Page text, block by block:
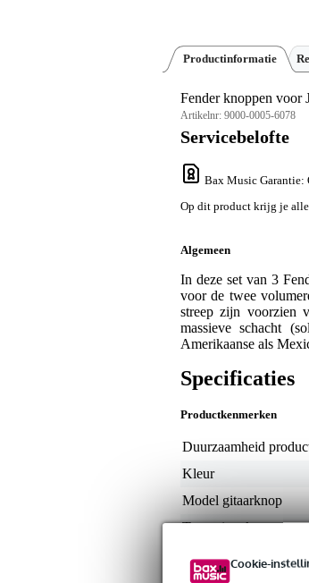
Cookie-
Productinformatie
Fender knoppen voor
Artikelnr: 9000-0005-6078
Servicebelofte
Bax Music Garantie:
Op dit product krijg je
Algemeen
In deze set van 3
voor de twee
streep zijn voorzien
massieve schacht
Amerikaanse als
Specificaties
Productkenmerken
Duurzaamheid
Kleur
Model gitaarknop
Type gitaarknop
Gewicht en afmetingen